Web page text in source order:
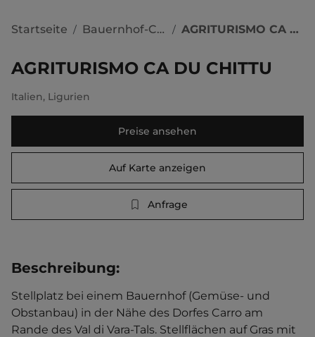
Startseite / Bauernhof-Camping / AGRITURISMO CA DU CHITTU
AGRITURISMO CA DU CHITTU
Italien, Ligurien
Preise ansehen
Auf Karte anzeigen
Anfrage
Beschreibung:
Stellplatz bei einem Bauernhof (Gemüse- und
Obstanbau) in der Nähe des Dorfes Carro am
Rande des Val di Vara-Tals. Stellflächen auf Gras mit